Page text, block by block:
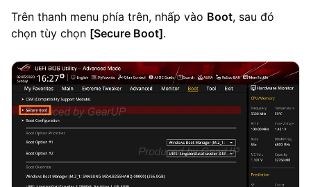
Trên thanh menu phía trên, nhấp vào Boot, sau đó
chọn tùy chọn [Secure Boot].